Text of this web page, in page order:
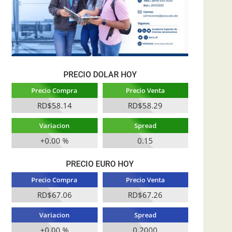
PRECIO DOLAR HOY
Precio Compra
RD$58.14
Precio Venta
RD$58.29
Variacion
+0.00 %
Spread
0.15
PRECIO EURO HOY
Precio Compra
RD$67.06
Precio Venta
RD$67.26
Variacion
+0.00 %
Spread
0.2000